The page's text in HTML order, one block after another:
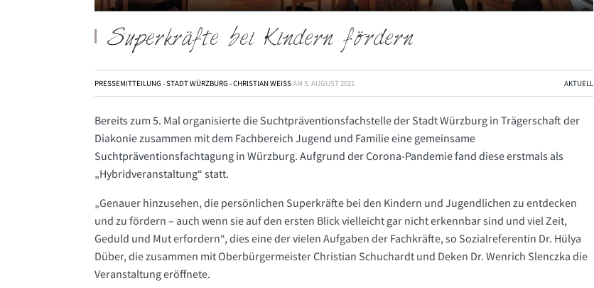
Superkräfte bei Kindern fördern
PRESSEMITTEILUNG - STADT WÜRZBURG - CHRISTIAN WEISS AM 5. AUGUST 2021 AKTUELL
Bereits zum 5. Mal organisierte die Suchtpräventionsfachstelle der Stadt Würzburg in Trägerschaft der
Diakonie zusammen mit dem Fachbereich Jugend und Familie eine gemeinsame
Suchtpräventionsfachtagung in Würzburg. Aufgrund der Corona-Pandemie fand diese erstmals als
„Hybridveranstaltung“ statt.
„Genauer hinzusehen, die persönlichen Superkräfte bei den Kindern und Jugendlichen zu entdecken
und zu fördern – auch wenn sie auf den ersten Blick vielleicht gar nicht erkennbar sind und viel Zeit,
Geduld und Mut erfordern“, dies eine der vielen Aufgaben der Fachkräfte, so Sozialreferentin Dr. Hülya
Düber, die zusammen mit Oberbürgermeister Christian Schuchardt und Deken Dr. Wenrich Slenczka die
Veranstaltung eröffnete.